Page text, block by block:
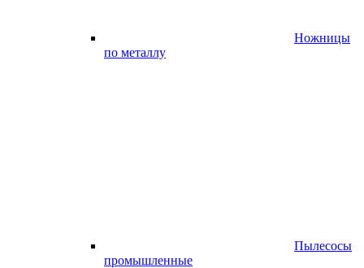
Ножницы
по металлу
Пылесосы
промышленные